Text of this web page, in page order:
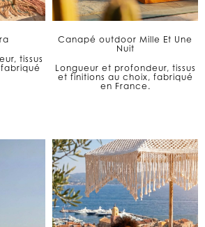
tissus
Canapé outdoor Mille Et Une
Nuit
Longueur et profondeur, tissus
et finitions au choix, fabriqué
en France.